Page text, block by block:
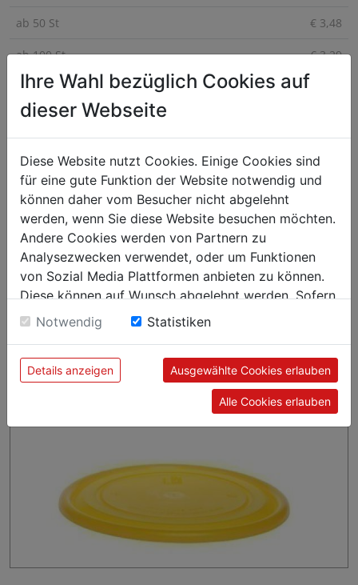
ab 50 St € 3,48
ab 100 St € 3,29
ab 250 St
PP schließt die Vorratsdosen luftdicht ab, dadurch eignen sich
diese Schüsseln auch besonders gut zum Transportieren und
Servieren fertiger Speisen. In 6 Farben erhältlich.
Ihre Wahl bezüglich Cookies auf
dieser Webseite
Diese Website nutzt Cookies. Einige Cookies sind
für eine gute Funktion der Website notwendig und
können daher vom Besucher nicht abgelehnt
werden, wenn Sie diese Website besuchen möchten.
Andere Cookies werden von Partnern zu
Analysezwecken verwendet, oder um Funktionen
von Sozial Media Plattformen anbieten zu können.
Diese können auf Wunsch abgelehnt werden. Sofern
sie unsere Webseite weiter nutzen, geben Sie
Einwilligung zu unseren Cookies.
Notwendig Statistiken
Details anzeigen Ausgewählte Cookies erlauben
Alle Cookies erlauben